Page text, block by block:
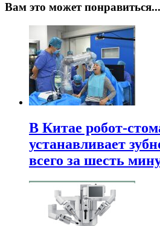
Вам это может понравиться...
В Китае робот-
устанавливает
всего за шесть